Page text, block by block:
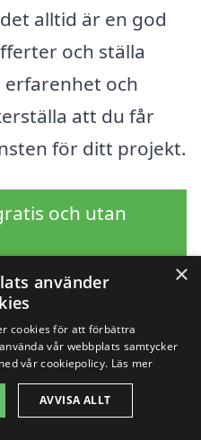
alltid är en god
och ställa
och
att du får
för ditt projekt.
och utan
för
i andra
×
använder
cookies för att förbättra
vår webbplats samtycker
vår cookiepolicy. Läs mer
AVVISA ALLT